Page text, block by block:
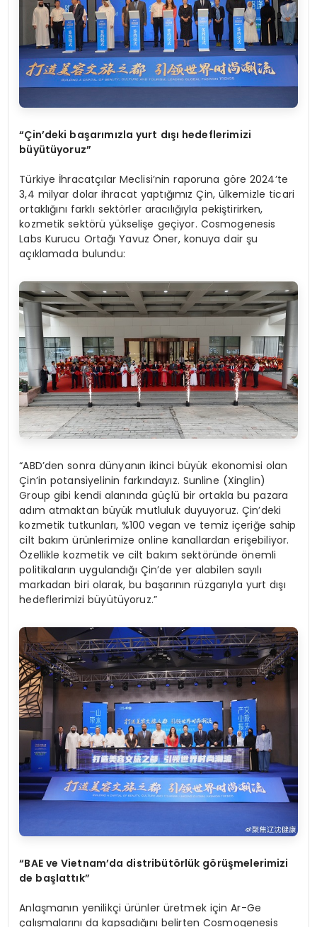
“Çin’deki başarımızla yurt dışı hedeflerimizi
büyütüyoruz”
Türkiye İhracatçılar Meclisi’nin raporuna göre 2024’te
3,4 milyar dolar ihracat yaptığımız Çin, ülkemizle ticari
ortaklığını farklı sektörler aracılığıyla pekiştirirken,
kozmetik sektörü yükselişe geçiyor. Cosmogenesis
Labs Kurucu Ortağı Yavuz Öner, konuya dair şu
açıklamada bulundu:
“ABD’den sonra dünyanın ikinci büyük ekonomisi olan
Çin’in potansiyelinin farkındayız. Sunline (Xinglin)
Group gibi kendi alanında güçlü bir ortakla bu pazara
adım atmaktan büyük mutluluk duyuyoruz. Çin’deki
kozmetik tutkunları, %100 vegan ve temiz içeriğe sahip
cilt bakım ürünlerimize online kanallardan erişebiliyor.
Özellikle kozmetik ve cilt bakım sektöründe önemli
politikaların uygulandığı Çin’de yer alabilen sayılı
markadan biri olarak, bu başarının rüzgarıyla yurt dışı
hedeflerimizi büyütüyoruz.”
“BAE ve Vietnam’da distribütörlük görüşmelerimizi
de başlattık”
Anlaşmanın yenilikçi ürünler üretmek için Ar-Ge
çalışmalarını da kapsadığını belirten Cosmogenesis